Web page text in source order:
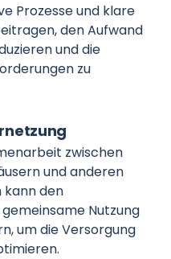
Prozesse und klare
den Aufwand
und die
zu
zwischen
und anderen
kann den
Nutzung
um die Versorgung